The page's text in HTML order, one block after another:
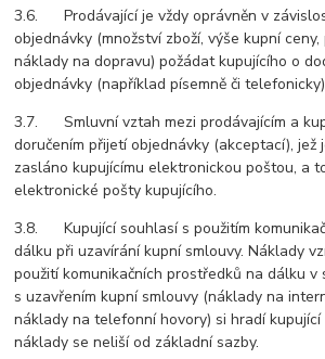
3.6. Prodávající je vždy oprávněn v
objednávky (množství zboží, výše kupní
náklady na dopravu) požádat kupujícího o
objednávky (například písemně či
3.7. Smluvní vztah mezi prodávajícím a
doručením přijetí objednávky (akceptací), jež
zasláno kupujícímu elektronickou poštou, a
elektronické pošty kupujícího.
3.8. Kupující souhlasí s použitím
dálku při uzavírání kupní smlouvy. Náklady
použití komunikačních prostředků na dálku v
s uzavřením kupní smlouvy (náklady na
náklady na telefonní hovory) si hradí kupující
náklady se neliší od základní sazby.